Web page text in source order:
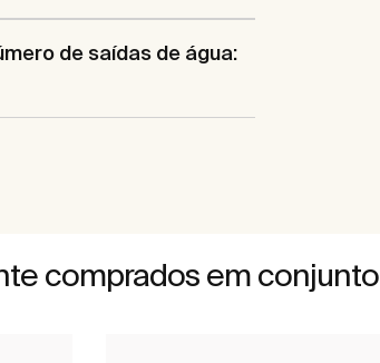
de saídas de água:
comprados em conjunto